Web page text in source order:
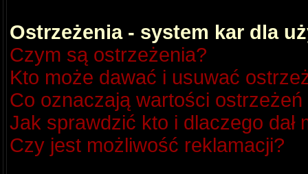
Ostrzeżenia - system kar dla
Czym są ostrzeżenia?
Kto może dawać i usuwać
Co oznaczają wartości
Jak sprawdzić kto i dlaczego dał
Czy jest możliwość reklamacji?